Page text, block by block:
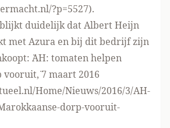
?p=5527).
duidelijk dat Albert Heijn
met Azura en bij dit bedrijf zijn
¨AH: tomaten helpen
7 maart 2016
Home/Nieuws/2016/3/AH-
dorp-vooruit-